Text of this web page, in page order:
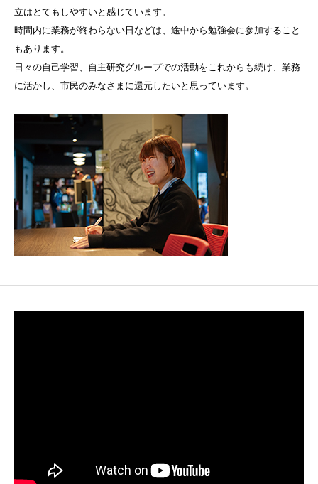
立はとてもしやすいと感じています。
時間内に業務が終わらない日などは、途中から勉強会に参加すること
もあります。
日々の自己学習、自主研究グループでの活動をこれからも続け、業務
に活かし、市民のみなさまに還元したいと思っています。